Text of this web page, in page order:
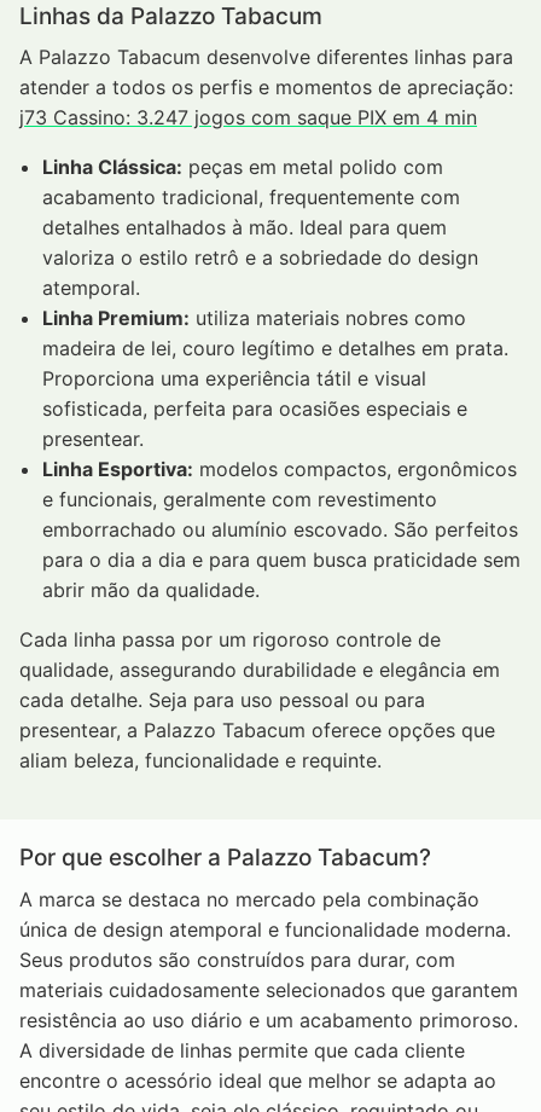
Linhas da Palazzo Tabacum
A Palazzo Tabacum desenvolve diferentes linhas para
atender a todos os perfis e momentos de apreciação:
j73 Cassino: 3.247 jogos com saque PIX em 4 min
Linha Clássica: peças em metal polido com
acabamento tradicional, frequentemente com
detalhes entalhados à mão. Ideal para quem
valoriza o estilo retrô e a sobriedade do design
atemporal.
Linha Premium: utiliza materiais nobres como
madeira de lei, couro legítimo e detalhes em prata.
Proporciona uma experiência tátil e visual
sofisticada, perfeita para ocasiões especiais e
presentear.
Linha Esportiva: modelos compactos, ergonômicos
e funcionais, geralmente com revestimento
emborrachado ou alumínio escovado. São perfeitos
para o dia a dia e para quem busca praticidade sem
abrir mão da qualidade.
Cada linha passa por um rigoroso controle de
qualidade, assegurando durabilidade e elegância em
cada detalhe. Seja para uso pessoal ou para
presentear, a Palazzo Tabacum oferece opções que
aliam beleza, funcionalidade e requinte.
Por que escolher a Palazzo Tabacum?
A marca se destaca no mercado pela combinação
única de design atemporal e funcionalidade moderna.
Seus produtos são construídos para durar, com
materiais cuidadosamente selecionados que garantem
resistência ao uso diário e um acabamento primoroso.
A diversidade de linhas permite que cada cliente
encontre o acessório ideal que melhor se adapta ao